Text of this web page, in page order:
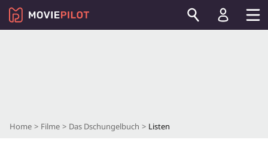
Home Filme Das Dschungelbuch Listen